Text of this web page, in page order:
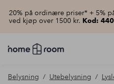
20% på ordinære priser* + 5%
ved kjøp over 1500 kr. Kod:
Homeroom
–
hjemmet
Belysning Utebelysning